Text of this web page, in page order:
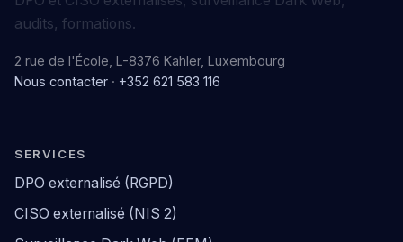
audits, formations.
2 rue de l'École, L-8376 Kahler, Luxembourg
Nous contacter · +352 621 583 116
SERVICES
DPO externalisé (RGPD)
CISO externalisé (NIS 2)